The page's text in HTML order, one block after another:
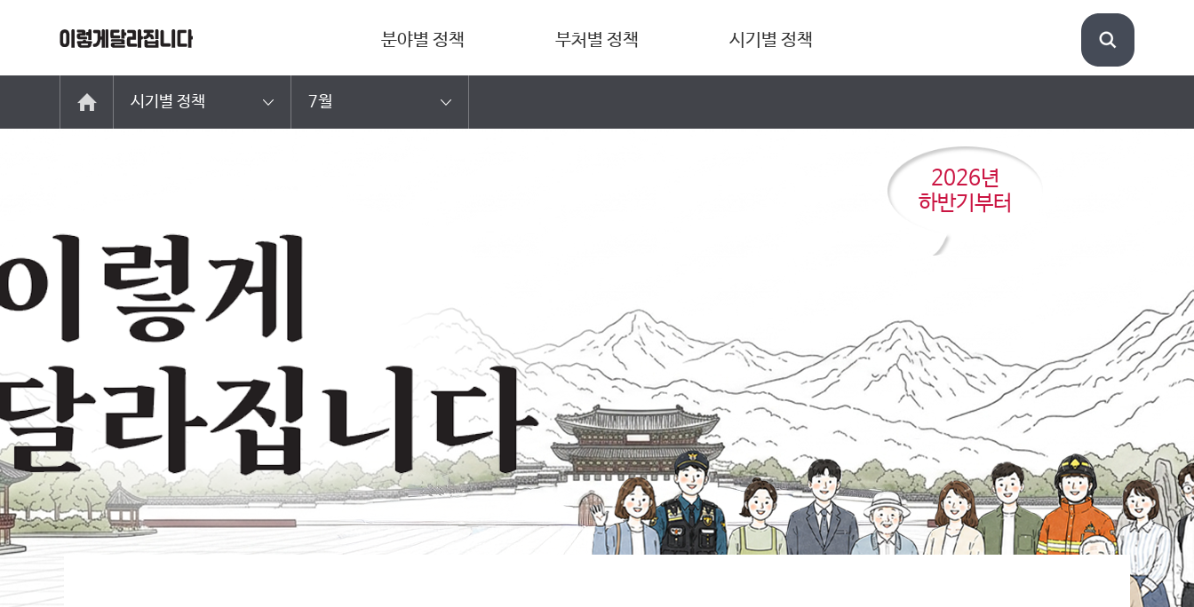
분야별 정책 부처별 정책 시기별 정책
시기별 정책 7월
2026년
하반기부터